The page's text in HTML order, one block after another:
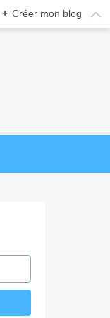
+ Créer mon blog